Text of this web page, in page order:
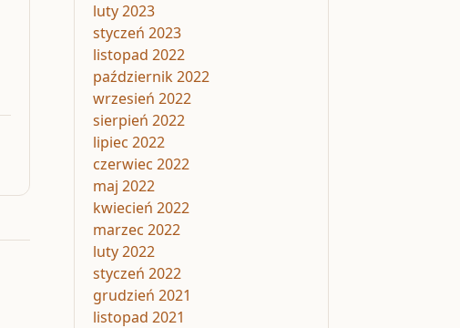
luty 2023
styczeń 2023
listopad 2022
październik 2022
wrzesień 2022
sierpień 2022
lipiec 2022
czerwiec 2022
maj 2022
kwiecień 2022
marzec 2022
luty 2022
styczeń 2022
grudzień 2021
listopad 2021